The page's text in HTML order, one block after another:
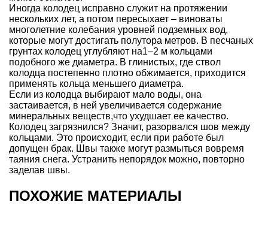
Иногда колодец исправно служит на протяжении
нескольких лет, а потом пересыхает – виноваты
многолетние колебания уровней подземных вод,
которые могут достигать полутора метров. В песчаных
грунтах колодец углубляют на1–2 м кольцами
подобного же диаметра. В глинистых, где ствол
колодца постепенно плотно обжимается, приходится
применять кольца меньшего диаметра.
Если из колодца выбирают мало воды, она
застаивается, в ней увеличивается содержание
минеральных веществ,что ухудшает ее качество.
Колодец загрязнился? Значит, разорвался шов между
кольцами. Это происходит, если при работе был
допущен брак. Швы также могут размыться вовремя
таяния снега. Устранить непорядок можно, повторно
заделав швы.
ПОХОЖИЕ МАТЕРИАЛЫ